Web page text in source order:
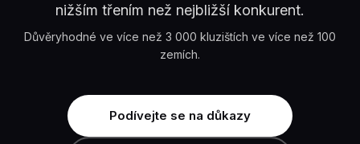
nižším třením než nejbližší konkurent.
Důvěryhodné ve více než 3 000 kluzištích ve více než 100
zemích.
Podívejte se na důkazy